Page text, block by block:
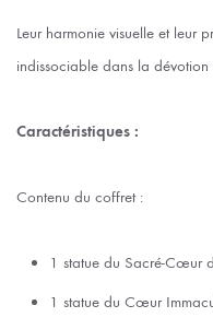
Leur harmonie visuelle et leur
indissociable dans la
Caractéristiques :
Contenu du coffret :
1 statue du Sacré-Cœur
1 statue du Cœur